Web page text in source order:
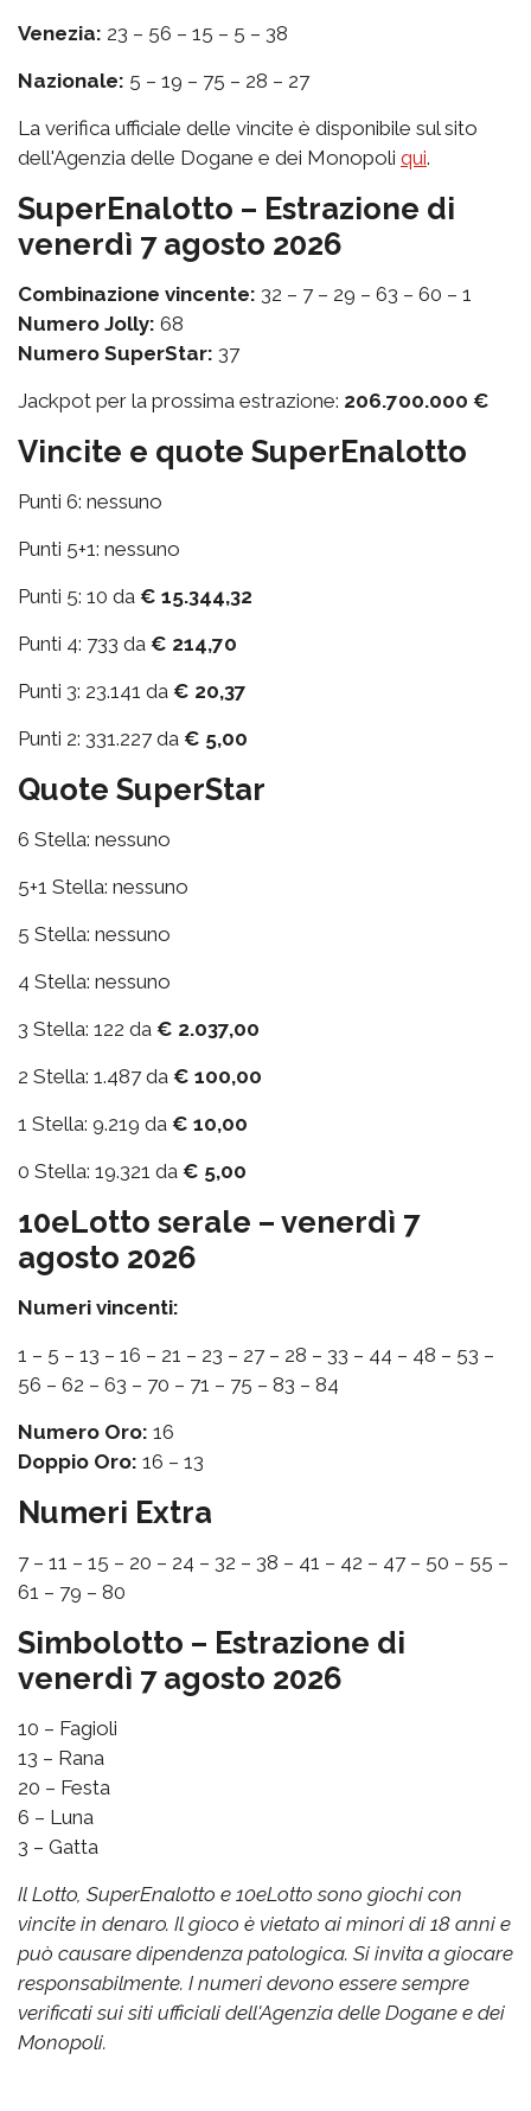
Venezia: 23 – 56 – 15 – 5 – 38
Nazionale: 5 – 19 – 75 – 28 – 27
La verifica ufficiale delle vincite è disponibile sul sito
dell'Agenzia delle Dogane e dei Monopoli qui.
SuperEnalotto – Estrazione di
venerdì 7 agosto 2026
Combinazione vincente: 32 – 7 – 29 – 63 – 60 – 1
Numero Jolly: 68
Numero SuperStar: 37
Jackpot per la prossima estrazione: 206.700.000 €
Vincite e quote SuperEnalotto
Punti 6: nessuno
Punti 5+1: nessuno
Punti 5: 10 da € 15.344,32
Punti 4: 733 da € 214,70
Punti 3: 23.141 da € 20,37
Punti 2: 331.227 da € 5,00
Quote SuperStar
6 Stella: nessuno
5+1 Stella: nessuno
5 Stella: nessuno
4 Stella: nessuno
3 Stella: 122 da € 2.037,00
2 Stella: 1.487 da € 100,00
1 Stella: 9.219 da € 10,00
0 Stella: 19.321 da € 5,00
10eLotto serale – venerdì 7
agosto 2026
Numeri vincenti:
1 – 5 – 13 – 16 – 21 – 23 – 27 – 28 – 33 – 44 – 48 – 53 –
56 – 62 – 63 – 70 – 71 – 75 – 83 – 84
Numero Oro: 16
Doppio Oro: 16 – 13
Numeri Extra
7 – 11 – 15 – 20 – 24 – 32 – 38 – 41 – 42 – 47 – 50 – 55 –
61 – 79 – 80
Simbolotto – Estrazione di
venerdì 7 agosto 2026
10 – Fagioli
13 – Rana
20 – Festa
6 – Luna
3 – Gatta
Il Lotto, SuperEnalotto e 10eLotto sono giochi con
vincite in denaro. Il gioco è vietato ai minori di 18 anni e
può causare dipendenza patologica. Si invita a giocare
responsabilmente. I numeri devono essere sempre
verificati sui siti ufficiali dell'Agenzia delle Dogane e dei
Monopoli.